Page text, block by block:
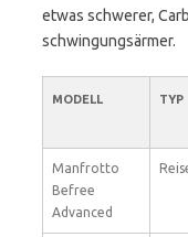
etwas schwerer,
schwingungsärmer.
MODELL TYP
Manfrotto
Befree
Advanced